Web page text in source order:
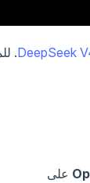
.
على